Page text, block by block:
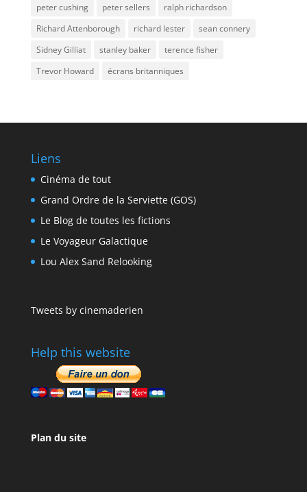
peter cushing
peter sellers
ralph richardson
Richard Attenborough
richard lester
sean connery
Sidney Gilliat
stanley baker
terence fisher
Trevor Howard
écrans britanniques
Liens
Cinéma de tout
Grand Ordre de la Serviette (GOS)
Le Blog de toutes les fictions
Le Voyageur Galactique
Lou Alex Sand Relooking
Tweets by cinemaderien
Help this website
Plan du site